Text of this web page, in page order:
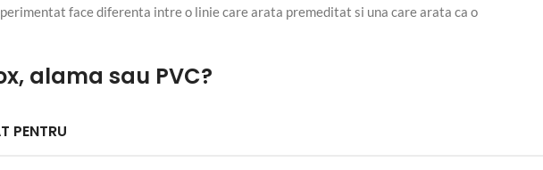
face diferenta intre o linie care arata premeditat si una care arata ca o
alama sau PVC?
PENTRU